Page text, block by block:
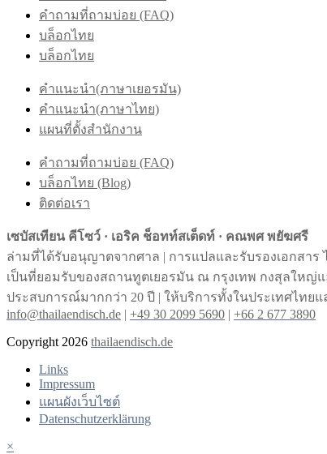
คำถามที่ถามบ่อย (FAQ)
บล็อกไทย
บล็อกไทย
คำแนะนำ(ภาษาเยอรมัน)
คำแนะนำ(ภาษาไทย)
แผนที่ตั้งสำนักงาน
คำถามที่ถามบ่อย (FAQ)
บล็อกไทย (Blog)
ติดต่อเรา
เซบัสเทียน คีโซว์ · เอริค ช็อทท์สเต็ดท์ · คณพศ พยัฆศรี
ล่ามที่ได้รับอนุญาตจากศาล | การแปลและรับรองเอกสาร
เป็นที่ยอมรับของสถานทูตเยอรมัน ณ กรุงเทพ กงสุลใหญ่
ประสบการณ์มากกว่า 20 ปี | ให้บริการทั้งในประเทศไทยแ
info@thailaendisch.de | +49 30 2099 5690 | +66 2 677 3890
Copyright 2026 thailaendisch.de
Links
Impressum
แผนผังเว็บไซต์
Datenschutzerklärung
×